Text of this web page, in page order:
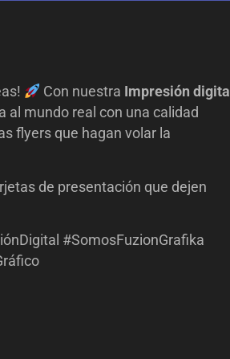
Con nuestra Impresión digital
al mundo real con una calidad
flyers que hagan volar la
de presentación que dejen
#SomosFuzionGrafika